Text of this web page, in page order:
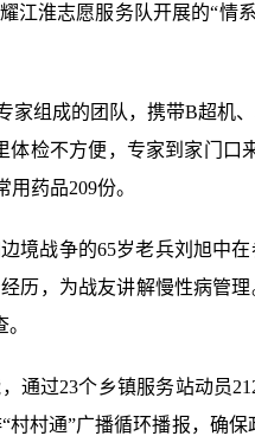
江淮志愿服务队开展的“情
组成的团队，携带B超机
检不方便，专家到家门口
药品209份。
境战争的65岁老兵刘旭中
历，为战友讲解慢性病管
通过23个乡镇服务站动员
村通”广播循环播报，确保